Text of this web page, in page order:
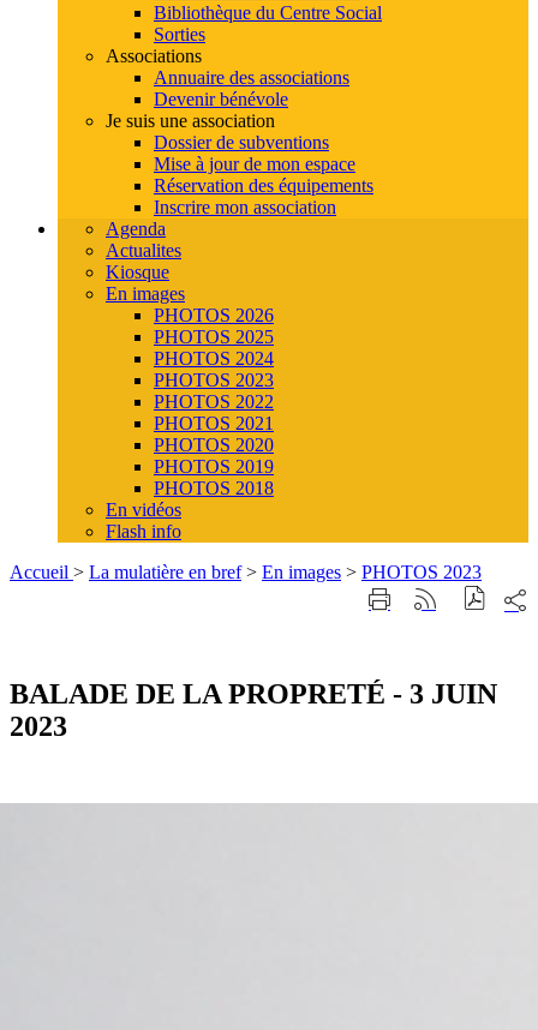
Bibliothèque du Centre Social
Sorties
Associations
Annuaire des associations
Devenir bénévole
Je suis une association
Dossier de subventions
Mise à jour de mon espace
Réservation des équipements
Inscrire mon association
Agenda
Actualites
Kiosque
En images
PHOTOS 2026
PHOTOS 2025
PHOTOS 2024
PHOTOS 2023
PHOTOS 2022
PHOTOS 2021
PHOTOS 2020
PHOTOS 2019
PHOTOS 2018
En vidéos
Flash info
Accueil > La mulatière en bref > En images > PHOTOS 2023
ImprimerGénérer
sur
BALADE DE LA PROPRETÉ - 3 JUIN
2023